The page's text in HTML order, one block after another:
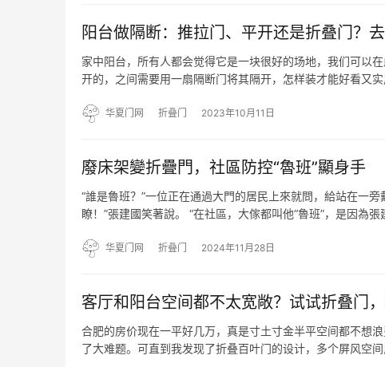
阳台做隔断：推拉门、平开还是折叠门？
家中阳台，所有人都会觉得它是一块很好的场地，我们可以
开的，之间需要用一扇隔断门将其隔开，怎样装才能好看又
色的推拉…
华夏门网 折叠门 2023年10月11日
廢床架變折疊門，社區防控“魯班”顯身手
“誰是魯班？”一位正在通過大門的居民上來就問，給站在一
瞭！”張建國笑著說。 “在社區，大傢都叫他“魯班”，是因為
华夏门网 折叠门 2024年11月28日
客厅和阳台空间都不太宽敞？试试折叠门
合肥的房价现在一平好几万，真是寸土寸金半平空间都不想
了大难题。可直到我发现了折叠百叶门的设计，多个屏风空